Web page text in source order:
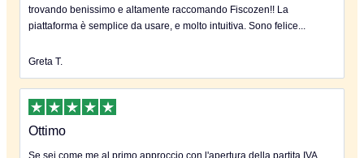
trovando benissimo e altamente raccomando Fiscozen!! La
piattaforma è semplice da usare, e molto intuitiva. Sono felice...
Greta T.
Ottimo
Se sei come me al primo approccio con l'apertura della partita IVA...